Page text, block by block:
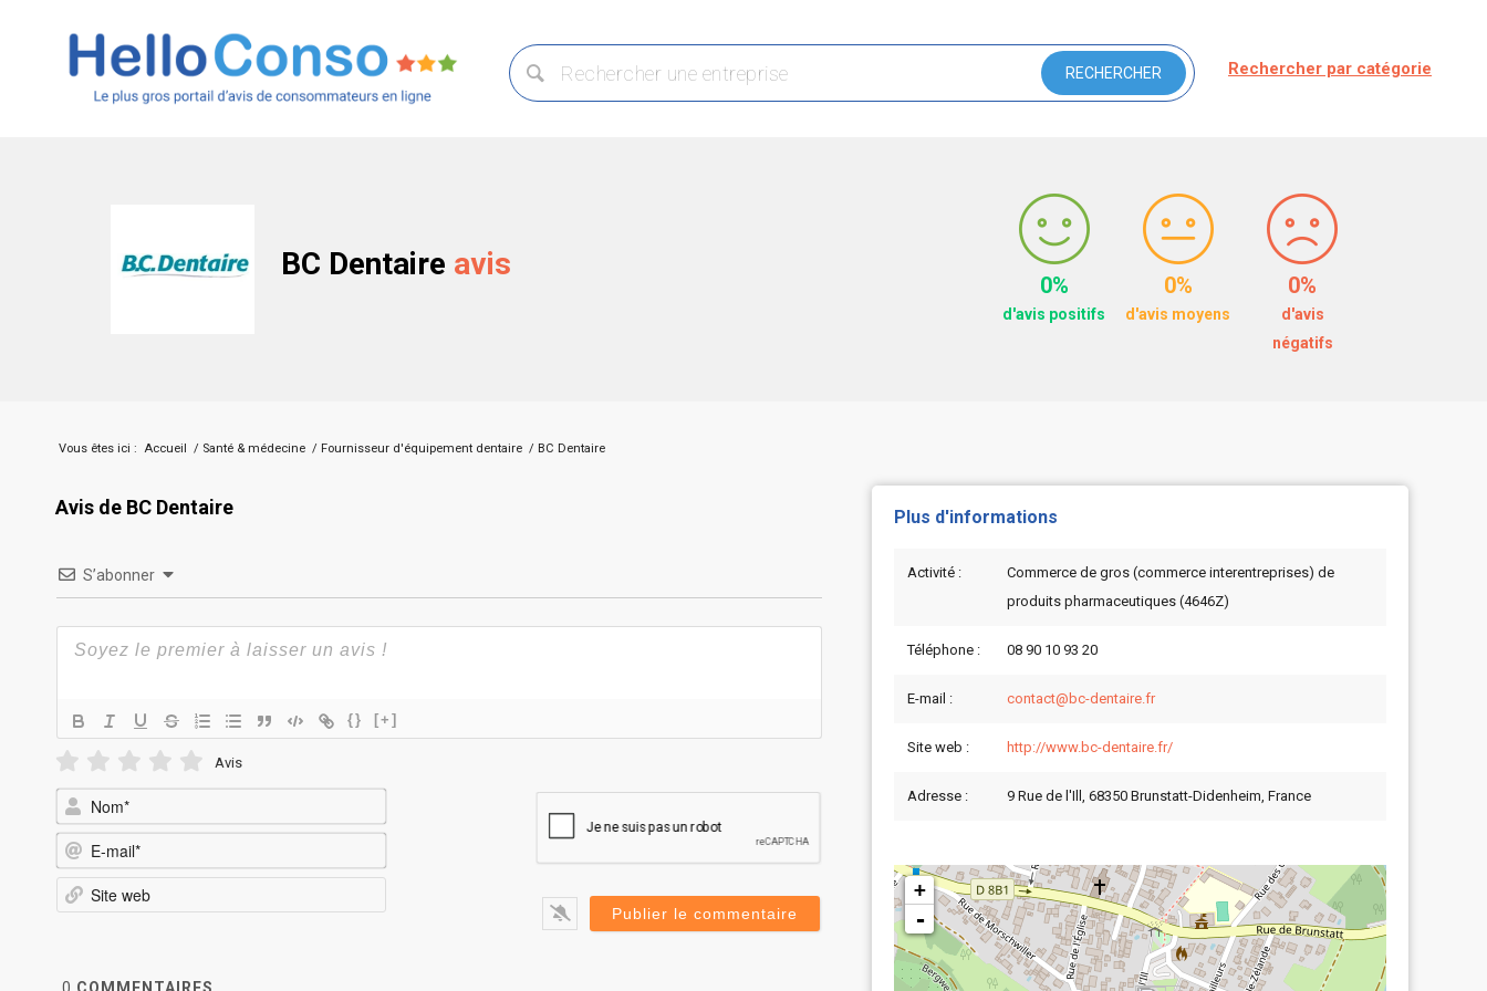
Rechercher par catégorie
BC Dentaire avis
0%
d'avis positifs
0%
d'avis moyens
0%
d'avis
négatifs
Vous êtes ici : Accueil / Santé & médecine / Fournisseur d'équipement dentaire / BC Dentaire
Avis de BC Dentaire
S’abonner
{} [+]
Avis
mail*
Plus d'informations
Activité :
Commerce de gros (commerce interentreprises) de
produits pharmaceutiques (4646Z)
Téléphone : 08 90 10 93 20
E-mail : contact@bc-dentaire.fr
Site web : http://www.bc-dentaire.fr/
Adresse : 9 Rue de l'Ill, 68350 Brunstatt-Didenheim, France
+
-